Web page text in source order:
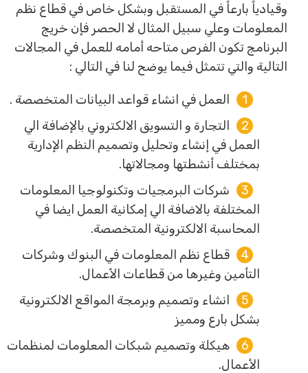
وقيادياً بارعاً في المستقبل وبشكل خاص في قطاع نظم
المعلومات وعلي سبيل المثال لا الحصر فإن خريج
البرنامج تكون الفرص متاحه أمامه للعمل في المجالات
التالية والتي تتمثل فيما يوضح لنا في التالي :
العمل في انشاء قواعد البيانات المتخصصة .
التجارة و التسويق الالكتروني بالإضافة الي
العمل في إنشاء وتحليل وتصميم النظم الإدارية
بمختلف أنشطتها ومجالاتها.
شركات البرمجيات وتكنولوجيا المعلومات
المختلفة بالاضافة الي إمكانية العمل ايضا في
المحاسبة الالكترونية المتخصصة.
قطاع نظم المعلومات في البنوك وشركات
التأمين وغيرها من قطاعات الأعمال.
انشاء وتصميم وبرمجة المواقع الالكترونية
بشكل بارع ومميز
هيكلة وتصميم شبكات المعلومات لمنظمات
الأعمال.